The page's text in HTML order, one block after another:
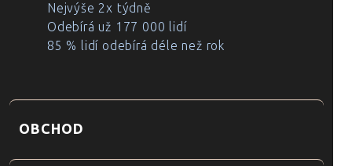
Nejvýše 2x týdně
Odebírá už 177 000 lidí
85 % lidí odebírá déle než rok
OBCHOD